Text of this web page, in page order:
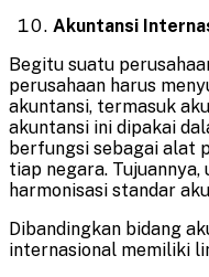
Akuntansi
Begitu suatu
perusahaan harus
akuntansi, termasuk
akuntansi ini dipakai
berfungsi sebagai alat
tiap negara.
harmonisasi standar
Dibandingkan bidang
internasional memiliki